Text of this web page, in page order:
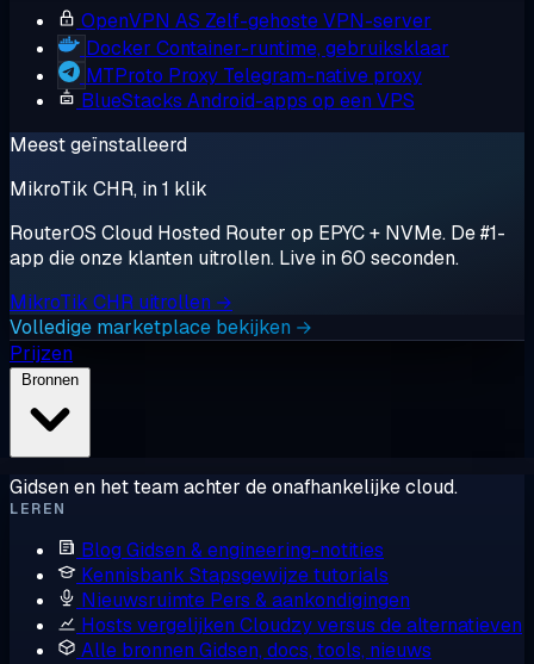
OpenVPN AS Zelf-gehoste VPN-server
Docker Container-runtime, gebruiksklaar
MTProto Proxy Telegram-native proxy
BlueStacks Android-apps op een VPS
Meest geïnstalleerd
MikroTik CHR, in 1 klik
RouterOS Cloud Hosted Router op EPYC + NVMe. De #1-
app die onze klanten uitrollen. Live in 60 seconden.
MikroTik CHR uitrollen →
Volledige marketplace bekijken →
Prijzen
Gidsen en het team achter de onafhankelijke cloud.
LEREN
Blog Gidsen & engineering-notities
Kennisbank Stapsgewijze tutorials
Nieuwsruimte Pers & aankondigingen
Hosts vergelijken Cloudzy versus de alternatieven
Alle bronnen Gidsen, docs, tools, nieuws